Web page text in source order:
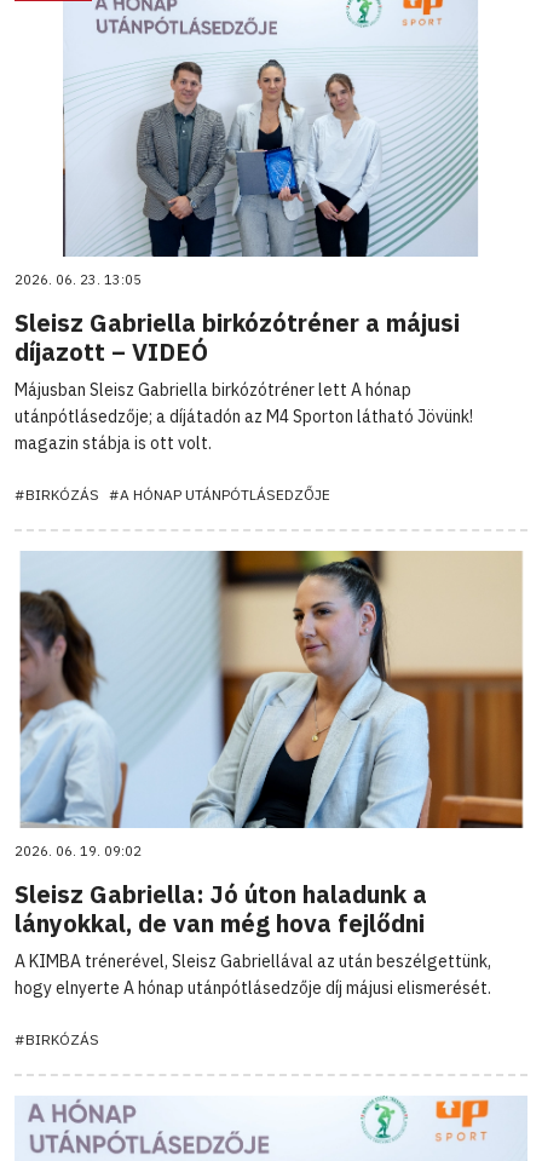
2026. 06. 23. 13:05
Sleisz Gabriella birkózótréner a májusi
díjazott – VIDEÓ
Májusban Sleisz Gabriella birkózótréner lett A hónap
utánpótlásedzője; a díjátadón az M4 Sporton látható Jövünk!
magazin stábja is ott volt.
#BIRKÓZÁS #A HÓNAP UTÁNPÓTLÁSEDZŐJE
2026. 06. 19. 09:02
Sleisz Gabriella: Jó úton haladunk a
lányokkal, de van még hova fejlődni
A KIMBA trénerével, Sleisz Gabriellával az után beszélgettünk,
hogy elnyerte A hónap utánpótlásedzője díj májusi elismerését.
#BIRKÓZÁS